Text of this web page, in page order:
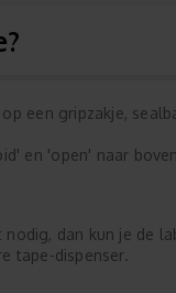
een gripzakje,
en 'open' naar
nodig, dan kun je de
tape-dispenser.